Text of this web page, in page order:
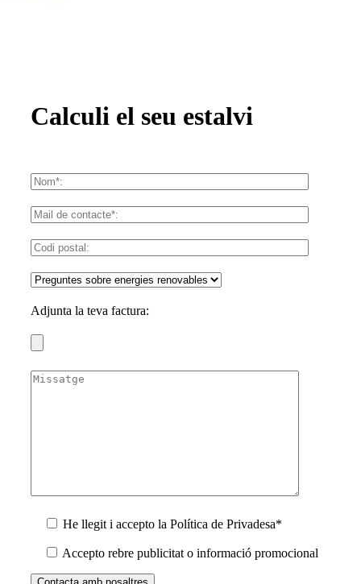
Calculi el seu estalvi
Adjunta la teva factura:
He llegit i accepto la Política de Privadesa*
Accepto rebre publicitat o informació promocional